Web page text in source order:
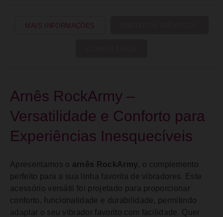
MAIS INFORMAÇÕES
Arnês RockArmy –
Versatilidade e Conforto para
Experiências Inesquecíveis
Apresentamos o arnês RockArmy, o complemento
perfeito para a sua linha favorita de vibradores. Este
acessório versátil foi projetado para proporcionar
conforto, funcionalidade e durabilidade, permitindo
adaptar o seu vibrador favorito com facilidade. Quer